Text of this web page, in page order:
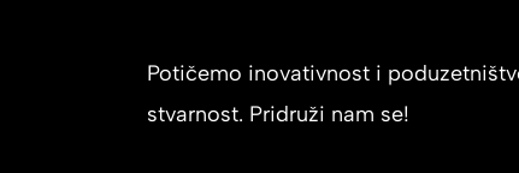
Potičemo inovativnost i
stvarnost. Pridruži nam se!